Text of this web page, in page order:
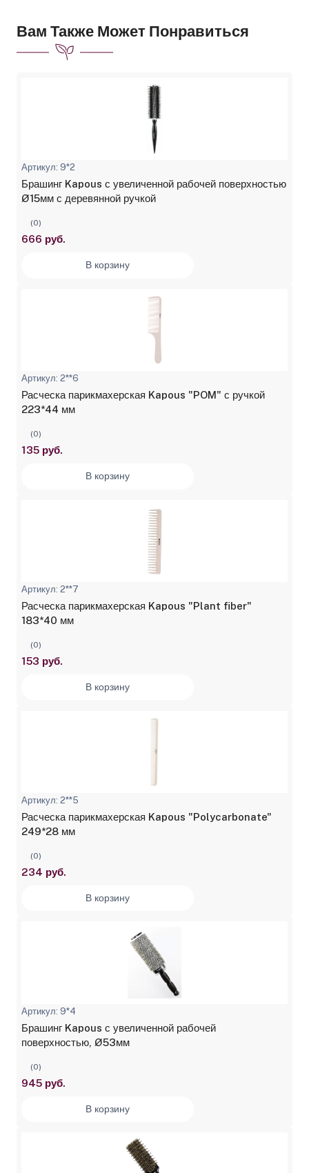
Вам Также Может Понравиться
Артикул: 9*2
Брашинг Kapous с увеличенной рабочей поверхностью
Ø15мм с деревянной ручкой
(0)
666 руб.
В корзину
Артикул: 2**6
Расческа парикмахерская Kapous "POM" с ручкой
223*44 мм
(0)
135 руб.
В корзину
Артикул: 2**7
Расческа парикмахерская Kapous "Plant fiber"
183*40 мм
(0)
153 руб.
В корзину
Артикул: 2**5
Расческа парикмахерская Kapous "Polycarbonate"
249*28 мм
(0)
234 руб.
В корзину
Артикул: 9*4
Брашинг Kapous с увеличенной рабочей
поверхностью, Ø53мм
(0)
945 руб.
В корзину